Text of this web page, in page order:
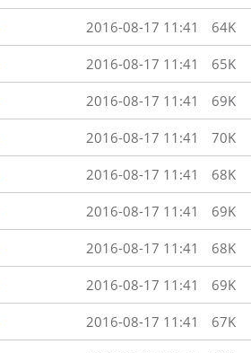
2016-08-17 11:41 64K
2016-08-17 11:41 65K
2016-08-17 11:41 69K
2016-08-17 11:41 70K
2016-08-17 11:41 68K
2016-08-17 11:41 69K
2016-08-17 11:41 68K
2016-08-17 11:41 69K
2016-08-17 11:41 67K